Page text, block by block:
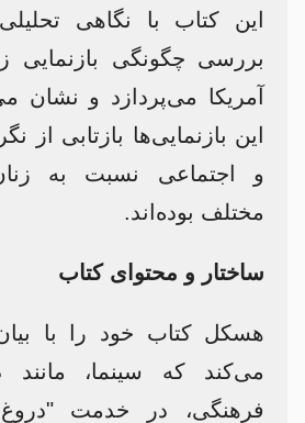
این کتاب با نگاهی
بررسی چگونگی بازنمایی
آمریکا می‌پردازد و نشان
این بازنمایی‌ها بازتابی
و اجتماعی نسبت به
مختلف بوده‌اند.​
ساختار و محتوای کتاب
هسکل کتاب خود را با بیان
می‌کند که سینما، مانند
فرهنگی، در خدمت